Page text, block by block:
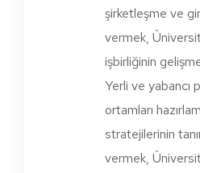
şirketleşme ve
vermek,
işbirliğinin
Yerli ve yabancı
ortamları
stratejilerinin
vermek,